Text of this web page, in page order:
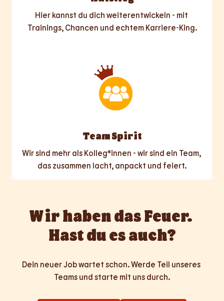
Hier kannst du dich weiterentwickeln - mit
Trainings, Chancen und echtem Karriere-King.
Team Spirit
Wir sind mehr als Kolleg*innen - wir sind ein Team,
das zusammen lacht, anpackt und feiert.
Wir haben das Feuer.
Hast du es auch?
Dein neuer Job wartet schon. Werde Teil unseres
Teams und starte mit uns durch.